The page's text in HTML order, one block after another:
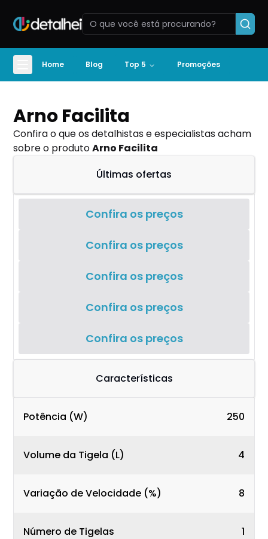
Home Blog Top 5 Promoções
Arno Facilita
Confira o que os detalhistas e especialistas acham
sobre o produtoArno Facilita
Últimas ofertas
Confira os preços
Confira os preços
Confira os preços
Confira os preços
Confira os preços
Características
Potência (W) 250
Volume da Tigela (L) 4
Variação de Velocidade (%) 8
Número de Tigelas 1